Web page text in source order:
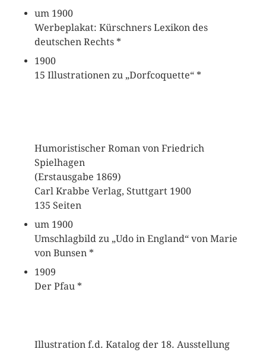
um 1900
Werbeplakat: Kürschners Lexikon des
deutschen Rechts *
1900
15 Illustrationen zu „Dorfcoquette“ *
Humoristischer Roman von Friedrich
Spielhagen
(Erstausgabe 1869)
Carl Krabbe Verlag, Stuttgart 1900
135 Seiten
um 1900
Umschlagbild zu „Udo in England“ von Marie
von Bunsen *
1909
Der Pfau *
Illustration f.d. Katalog der 18. Ausstellung